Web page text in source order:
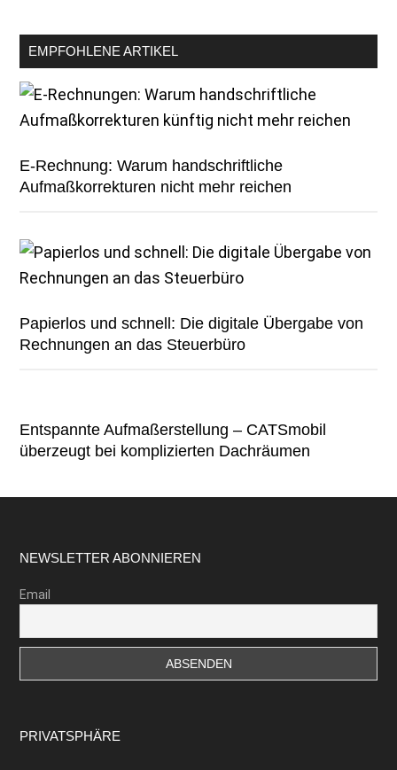
EMPFOHLENE ARTIKEL
E-Rechnung: Warum handschriftliche
Aufmaßkorrekturen nicht mehr reichen
Papierlos und schnell: Die digitale Übergabe von
Rechnungen an das Steuerbüro
Entspannte Aufmaßerstellung – CATSmobil
überzeugt bei komplizierten Dachräumen
Footer
NEWSLETTER ABONNIEREN
Email
PRIVATSPHÄRE